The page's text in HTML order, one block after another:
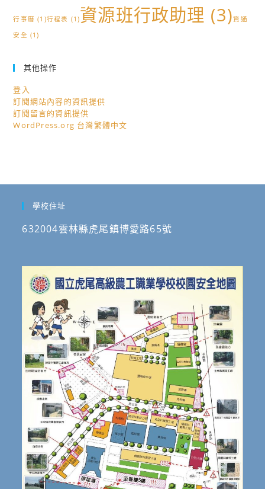
行事曆 (1)行程表 (1)資源班行政助理 (3)資通
安全 (1)
其他操作
登入
訂閱網站內容的資訊提供
訂閱留言的資訊提供
WordPress.org 台灣繁體中文
學校住址
632004雲林縣虎尾鎮博愛路65號